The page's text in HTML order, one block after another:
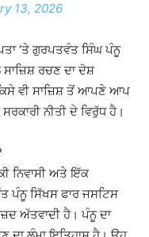
13, 2026
‘ਤੇ ਗੁਰਪਤਵੰਤ ਸਿੰਘ ਪੰਨੂ
ਰਚਣ ਦਾ ਦੋਸ਼
ਵੀ ਸਾਜ਼ਿਸ਼ ਤੋਂ ਆਪਣੇ ਆਪ
ਨੀਤੀ ਦੇ ਵਿਰੁੱਧ ਹੈ।
ਨਿਵਾਸੀ ਅਤੇ ਇੱਕ
ਪੰਨੂ ਸਿੱਖਸ ਫਾਰ ਜਸਟਿਸ
ਅੱਤਵਾਦੀ ਹੈ। ਪੰਨੂ ਦਾ